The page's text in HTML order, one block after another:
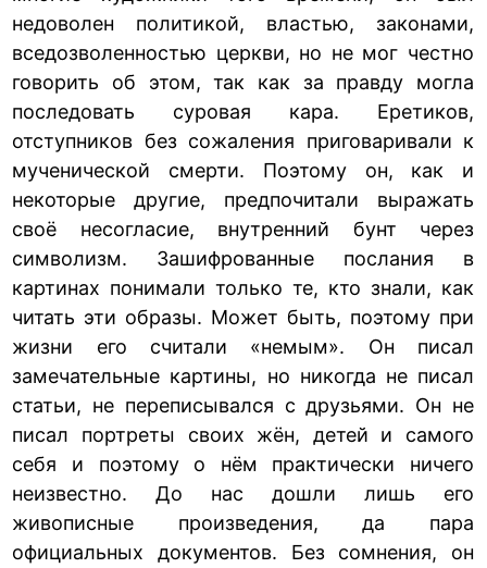
недоволен политикой, властью, законами,
вседозволенностью церкви, но не мог честно
говорить об этом, так как за правду могла
последовать суровая кара. Еретиков,
отступников без сожаления приговаривали к
мученической смерти. Поэтому он, как и
некоторые другие, предпочитали выражать
своё несогласие, внутренний бунт через
символизм. Зашифрованные послания в
картинах понимали только те, кто знали, как
читать эти образы. Может быть, поэтому при
жизни его считали «немым». Он писал
замечательные картины, но никогда не писал
статьи, не переписывался с друзьями. Он не
писал портреты своих жён, детей и самого
себя и поэтому о нём практически ничего
неизвестно. До нас дошли лишь его
живописные произведения, да пара
официальных документов. Без сомнения, он